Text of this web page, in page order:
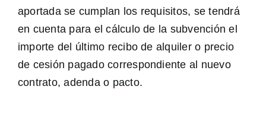
aportada se cumplan los requisitos, se tendrá
en cuenta para el cálculo de la subvención el
importe del último recibo de alquiler o precio
de cesión pagado correspondiente al nuevo
contrato, adenda o pacto.